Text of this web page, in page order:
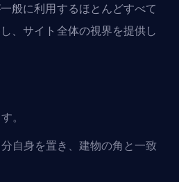
般に利用するほとんどすべて
、サイト全体の視界を提供し
。
自身を置き、建物の角と一致